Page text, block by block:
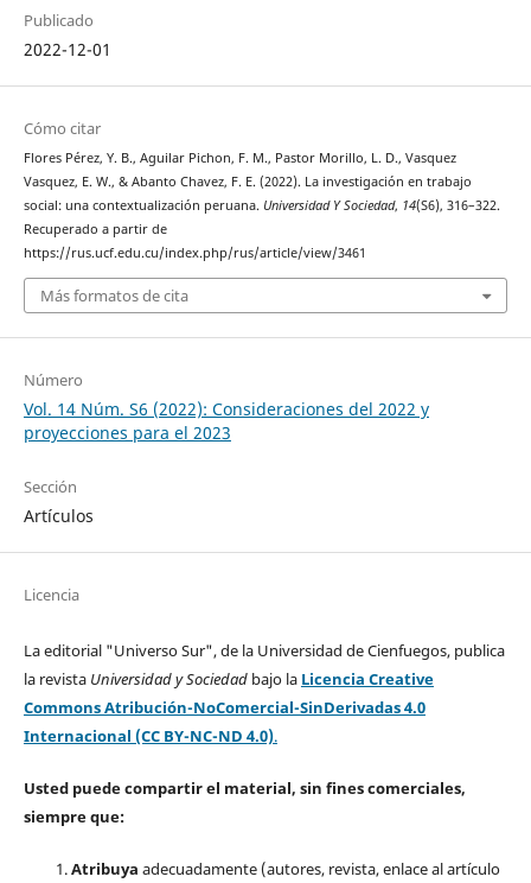
Publicado
2022-12-01
Cómo citar
Flores Pérez, Y. B., Aguilar Pichon, F. M., Pastor Morillo, L. D., Vasquez
Vasquez, E. W., & Abanto Chavez, F. E. (2022). La investigación en trabajo
social: una contextualización peruana. Universidad Y Sociedad, 14(S6), 316–322.
Recuperado a partir de
https://rus.ucf.edu.cu/index.php/rus/article/view/3461
Más formatos de cita
Número
Vol. 14 Núm. S6 (2022): Consideraciones del 2022 y
proyecciones para el 2023
Sección
Artículos
Licencia
La editorial "Universo Sur", de la Universidad de Cienfuegos, publica
la revista Universidad y Sociedad bajo la Licencia Creative
Commons Atribución-NoComercial-SinDerivadas 4.0
Internacional (CC BY-NC-ND 4.0).
Usted puede compartir el material, sin fines comerciales,
siempre que:
Atribuya adecuadamente (autores, revista, enlace al artículo